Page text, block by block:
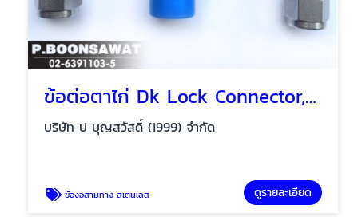
ข้อต่อตาไก่ Dk Lock Connector, Tube fittings
บริษัท ป บุญสวัสดิ์ (1999) จำกัด
ข้องอสามทาง สเตนเลส ดูรายละเอียด